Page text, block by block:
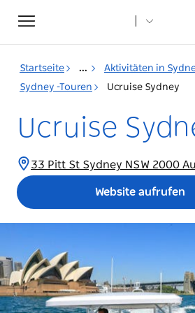
Toggle
navigation
Startseite ...
Aktivitäten in
Sydney -Touren
Ucruise Sydney
Ucruise
33 Pitt St Sydney NSW 2000
Website aufrufen